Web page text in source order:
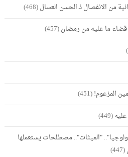
من الانفصال ذ.الحسن العسال(468)
ما عليه من رمضان(457)
المزعوم!(451)
(449)
"الميثات".. مصطلحات يستعملها
(447)